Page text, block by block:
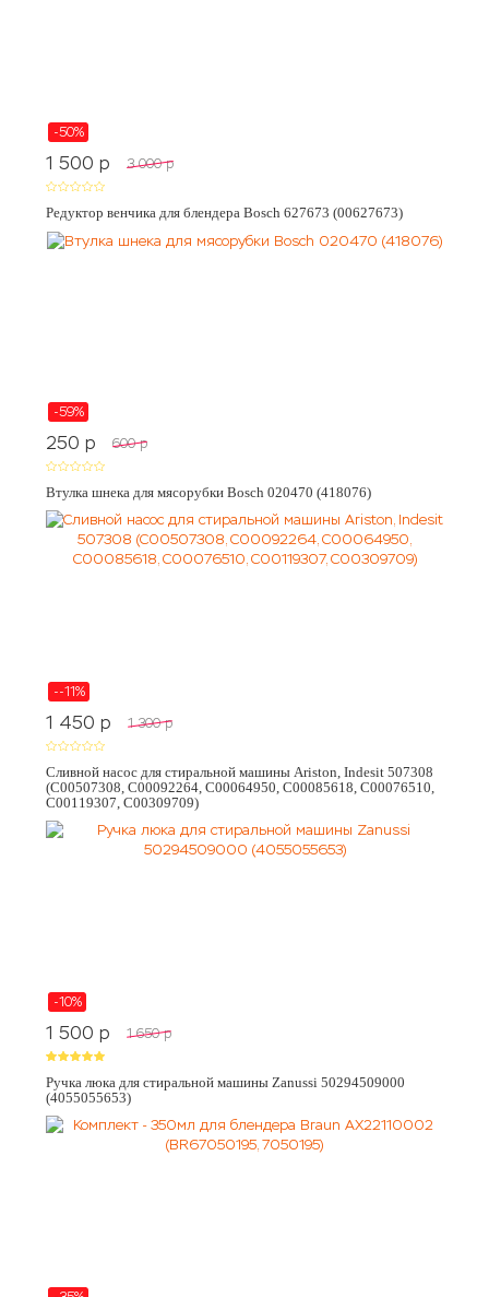
-50%
1 500 p 3 000 p
Редуктор венчика для блендера Bosch 627673 (00627673)
-59%
250 p 600 p
Втулка шнека для мясорубки Bosch 020470 (418076)
--11%
1 450 p 1 300 p
Сливной насос для стиральной машины Ariston, Indesit 507308
(C00507308, C00092264, C00064950, C00085618, C00076510,
C00119307, C00309709)
-10%
1 500 p 1 650 p
Ручка люка для стиральной машины Zanussi 50294509000
(4055055653)